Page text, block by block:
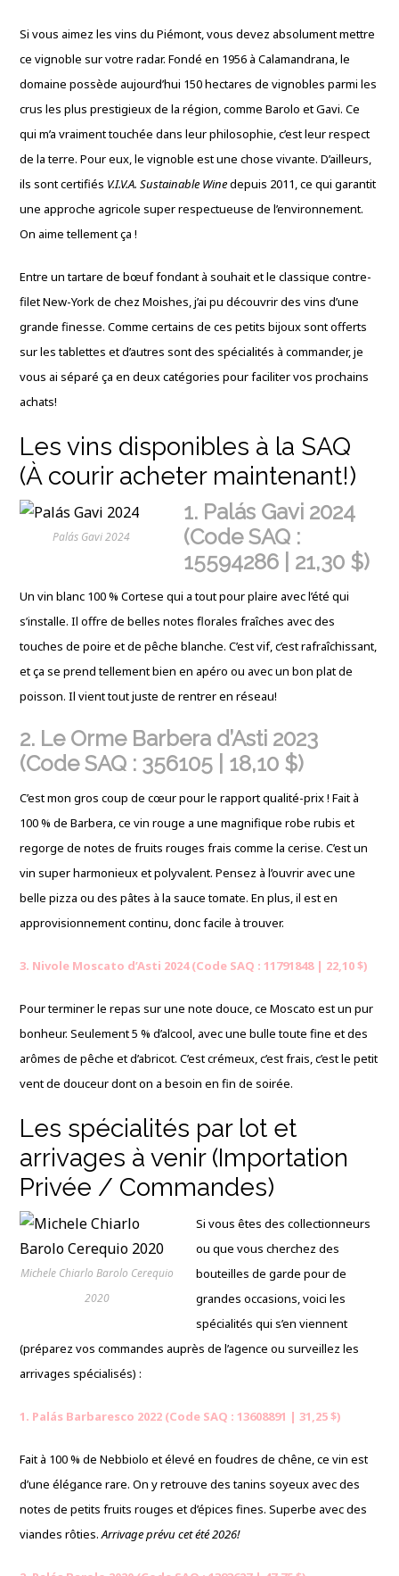
Si vous aimez les vins du Piémont, vous devez absolument mettre
ce vignoble sur votre radar. Fondé en 1956 à Calamandrana, le
domaine possède aujourd’hui 150 hectares de vignobles parmi les
crus les plus prestigieux de la région, comme Barolo et Gavi. Ce
qui m’a vraiment touchée dans leur philosophie, c’est leur respect
de la terre. Pour eux, le vignoble est une chose vivante. D’ailleurs,
ils sont certifiés V.I.V.A. Sustainable Winedepuis 2011, ce qui garantit
une approche agricole super respectueuse de l’environnement.
On aime tellement ça !
Entre un tartare de bœuf fondant à souhait et le classique contre-
filet New-York de chez Moishes, j’ai pu découvrir des vins d’une
grande finesse. Comme certains de ces petits bijoux sont offerts
sur les tablettes et d’autres sont des spécialités à commander, je
vous ai séparé ça en deux catégories pour faciliter vos prochains
achats!
Les vins disponibles à la SAQ
(À courir acheter maintenant!)
Palás Gavi 2024
1. Palás Gavi 2024
(Code SAQ :
15594286 | 21,30 $)
Un vin blanc 100 % Cortese qui a tout pour plaire avec l’été qui
s’installe. Il offre de belles notes florales fraîches avec des
touches de poire et de pêche blanche. C’est vif, c’est rafraîchissant,
et ça se prend tellement bien en apéro ou avec un bon plat de
poisson. Il vient tout juste de rentrer en réseau!
2. Le Orme Barbera d’Asti 2023
(Code SAQ : 356105 | 18,10 $)
C’est mon gros coup de cœur pour le rapport qualité-prix ! Fait à
100 % de Barbera, ce vin rouge a une magnifique robe rubis et
regorge de notes de fruits rouges frais comme la cerise. C’est un
vin super harmonieux et polyvalent. Pensez à l’ouvrir avec une
belle pizza ou des pâtes à la sauce tomate. En plus, il est en
approvisionnement continu, donc facile à trouver.
3. Nivole Moscato d’Asti 2024 (Code SAQ : 11791848 | 22,10 $)
Pour terminer le repas sur une note douce, ce Moscato est un pur
bonheur. Seulement 5 % d’alcool, avec une bulle toute fine et des
arômes de pêche et d’abricot. C’est crémeux, c’est frais, c’est le petit
vent de douceur dont on a besoin en fin de soirée.
Les spécialités par lot et
arrivages à venir (Importation
Privée / Commandes)
Michele Chiarlo Barolo Cerequio
2020
Si vous êtes des collectionneurs
ou que vous cherchez des
bouteilles de garde pour de
grandes occasions, voici les
spécialités qui s’en viennent
(préparez vos commandes auprès de l’agence ou surveillez les
arrivages spécialisés) :
1. Palás Barbaresco 2022 (Code SAQ : 13608891 | 31,25 $)
Fait à 100 % de Nebbiolo et élevé en foudres de chêne, ce vin est
d’une élégance rare. On y retrouve des tanins soyeux avec des
notes de petits fruits rouges et d’épices fines. Superbe avec des
viandes rôties.Arrivage prévu cet été 2026!